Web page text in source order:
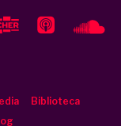
Biblioteca